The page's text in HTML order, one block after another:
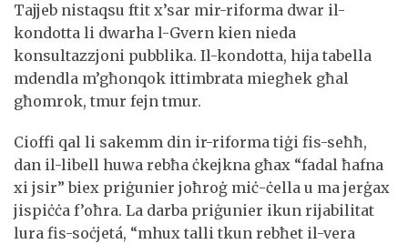
Tajjeb nistaqsu ftit x’sar mir-riforma dwar il-
kondotta li dwarha l-Gvern kien nieda
konsultazzjoni pubblika. Il-kondotta, hija tabella
mdendla m’għonqok ittimbrata miegħek għal
għomrok, tmur fejn tmur.
Cioffi qal li sakemm din ir-riforma tiġi fis-seħħ,
dan il-libell huwa rebħa ċkejkna għax “fadal ħafna
xi jsir” biex priġunier joħroġ miċ-ċella u ma jerġax
jispiċċa f’oħra. La darba priġunier ikun rijabilitat
lura fis-soċjetá, “mhux talli tkun rebħet il-vera